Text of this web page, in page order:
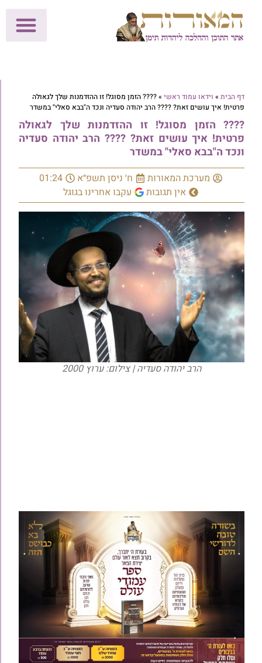
דף הבית » וידאו עמוד ראשי »???? הזמן מסוגל! זו ההזדמנות שלך לגאולה
פרטית! איך עושים זאת? ???? הרב יהודה סעדיה ונכד ה"בבא סאלי" במשדר
???? הזמן מסוגל! זו ההזדמנות שלך לגאולה
פרטית! איך עושים זאת? ???? הרב יהודה סעדיה
ונכד ה"בבא סאלי" במשדר
מערכת המאורות ח׳ ניסן תשפ״א
01:24
אין תגובות
עקבו אחרינו בגוגל
הרב יהודה סעדיה | צילום: ערוץ 2000